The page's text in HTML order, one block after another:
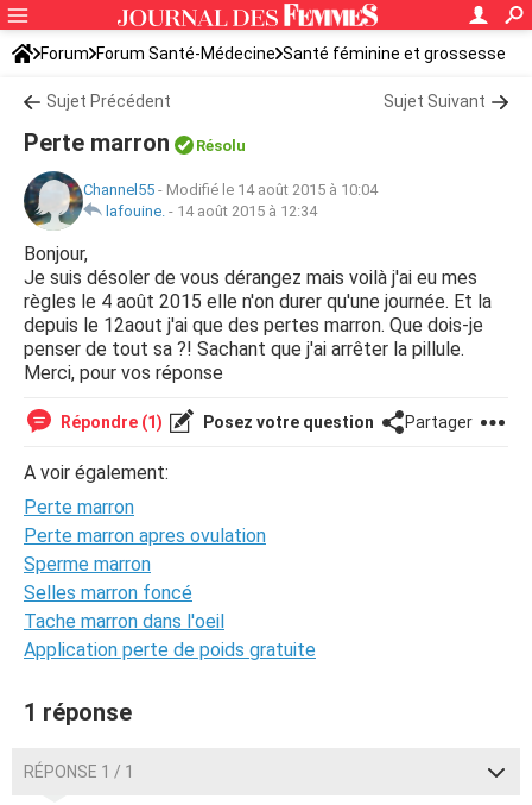
Forum Forum Santé-Médecine Santé féminine et grossesse
Ovulation
Sujet Précédent Sujet Suivant
Perte marron Résolu
Channel55 - Modifié le 14 août 2015 à 10:04
lafouine. - 14 août 2015 à 12:34
Bonjour,
Je suis désoler de vous dérangez mais voilà j'ai eu mes
règles le 4 août 2015 elle n'on durer qu'une journée. Et la
depuis le 12aout j'ai que des pertes marron. Que dois-je
penser de tout sa ?! Sachant que j'ai arrêter la pillule.
Merci, pour vos réponse
Répondre (1) Posez votre question Partager
A voir également:
Perte marron
Perte marron apres ovulation
Sperme marron
Selles marron foncé
Tache marron dans l'oeil
Application perte de poids gratuite
1 réponse
RÉPONSE 1 / 1